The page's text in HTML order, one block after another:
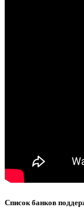
Список банков